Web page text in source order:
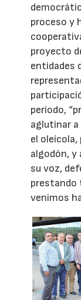
proceso y
proyecto
entidades
período,
aglutinar
el
algodón, y
su voz,
prestando
venimos